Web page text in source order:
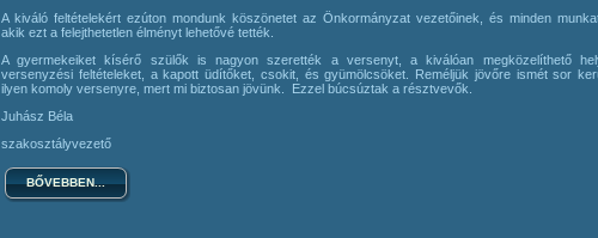
A kiváló feltételekért ezúton mondunk köszönetet az Önkormányzat vezetőinek, és minden
akik ezt a felejthetetlen élményt lehetővé tették.
A gyermekeiket kísérő szülők is nagyon szerették a versenyt, a kiválóan megközelíthető
versenyzési feltételeket, a kapott üdítőket, csokit, és gyümölcsöket. Reméljük jövőre ismét sor
ilyen komoly versenyre, mert mi biztosan jövünk. Ezzel búcsúztak a résztvevők.
Juhász Béla
szakosztályvezető
BŐVEBBEN...